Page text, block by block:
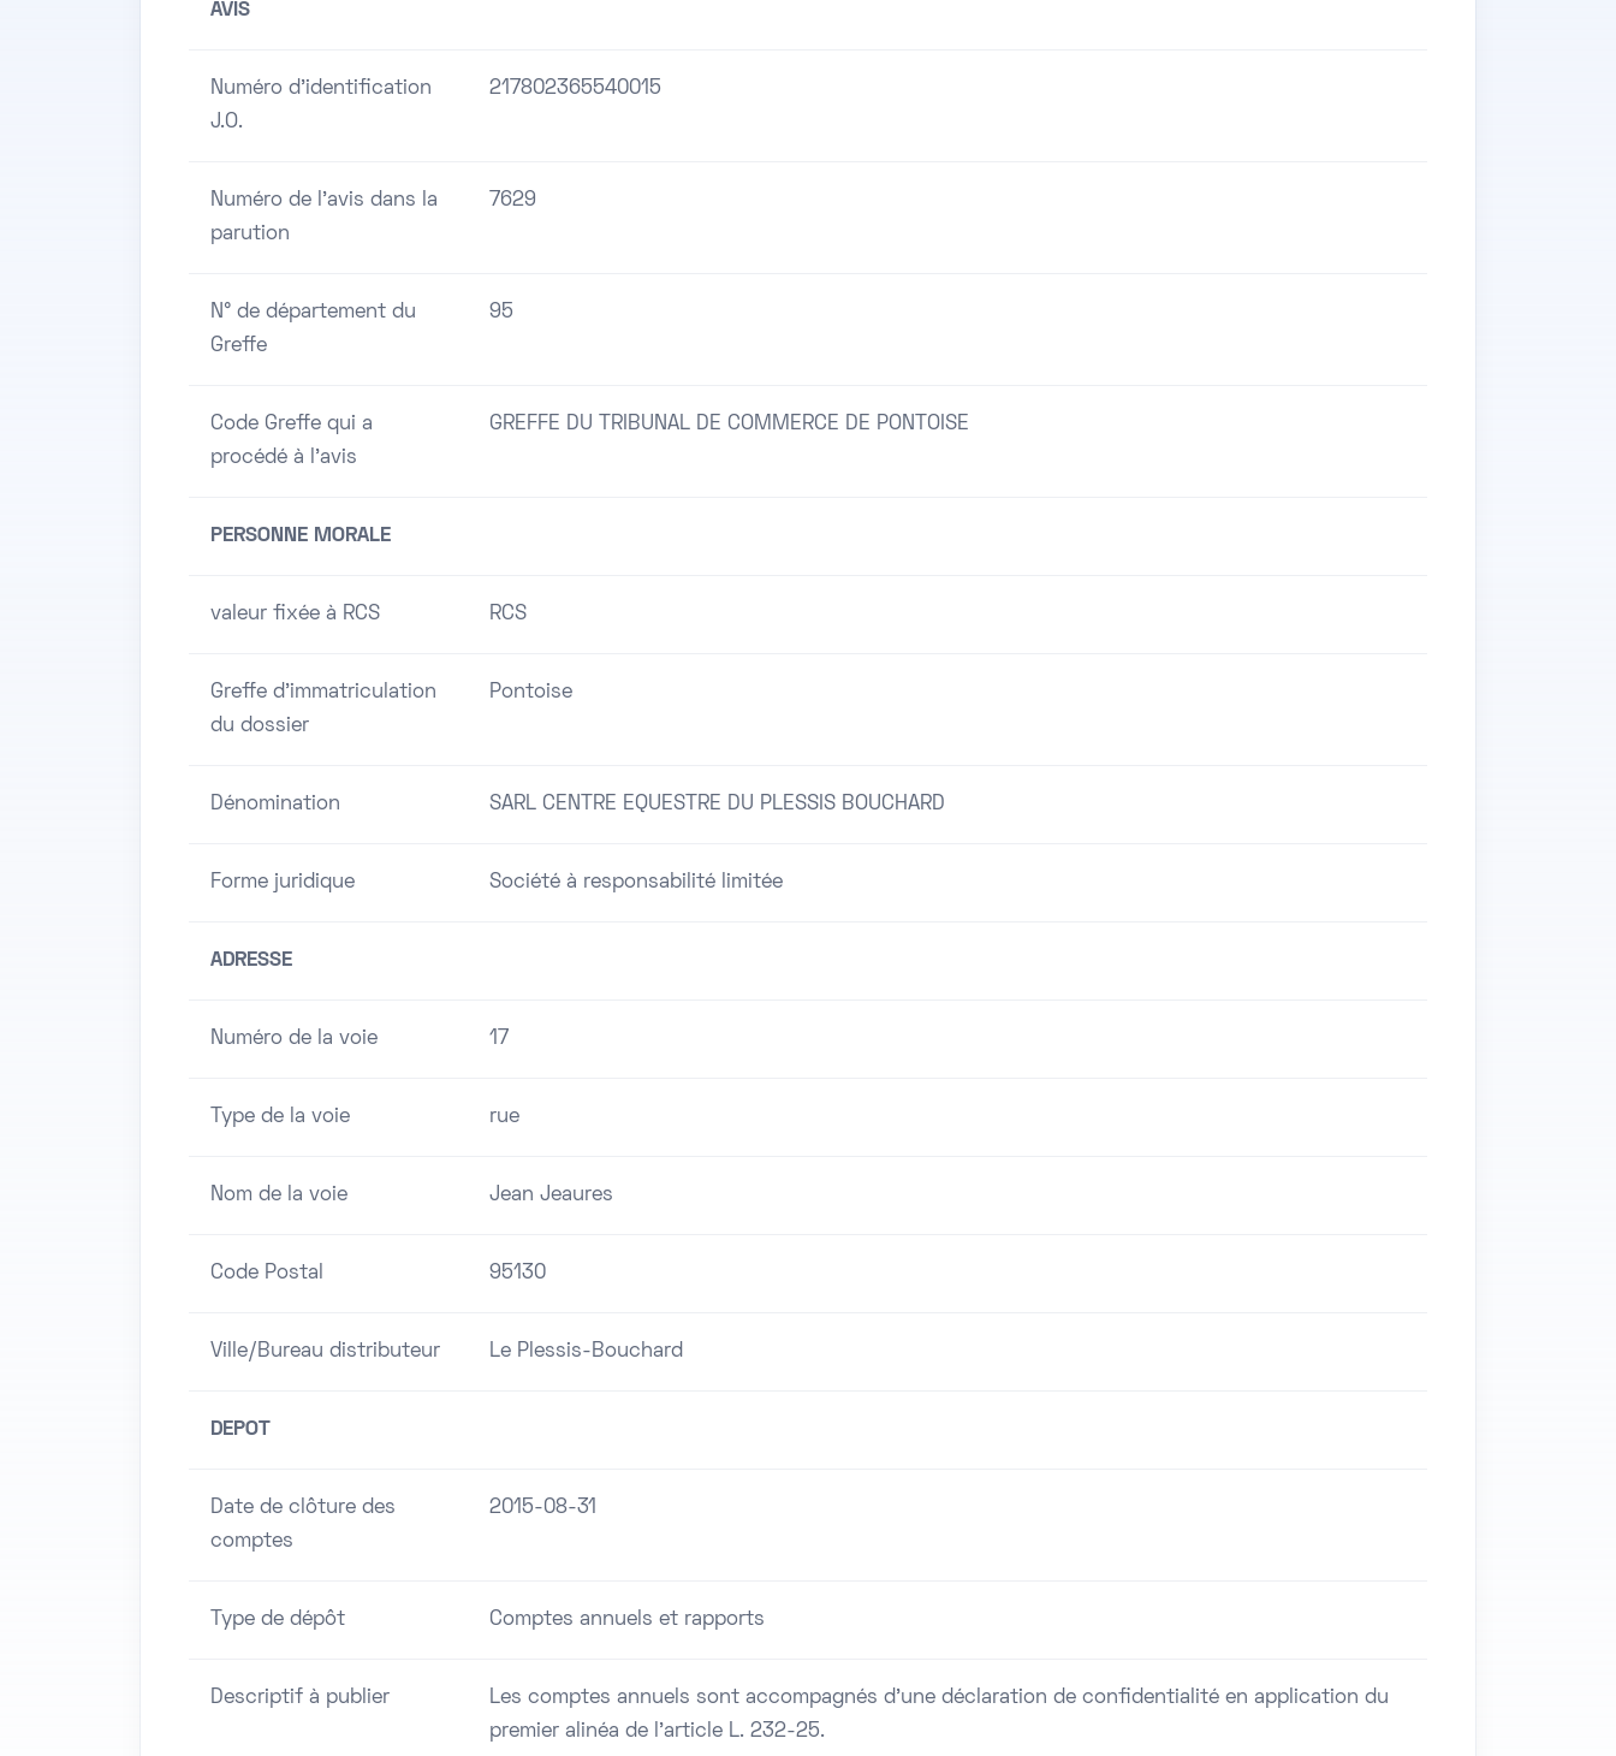
AVIS
Numéro d'identification
J.O.
217802365540015
Numéro de l'avis dans la
parution
7629
N° de département du
Greffe
95
Code Greffe qui a
procédé à l'avis
GREFFE DU TRIBUNAL DE COMMERCE DE PONTOISE
PERSONNE MORALE
valeur fixée à RCS RCS
Greffe d'immatriculation
du dossier
Pontoise
Dénomination SARL CENTRE EQUESTRE DU PLESSIS BOUCHARD
Forme juridique Société à responsabilité limitée
ADRESSE
Numéro de la voie 17
Type de la voie rue
Nom de la voie Jean Jeaures
Code Postal 95130
Ville/Bureau distributeur Le Plessis-Bouchard
DEPOT
Date de clôture des
comptes
2015-08-31
Type de dépôt Comptes annuels et rapports
Descriptif à publier
Les comptes annuels sont accompagnés d'une déclaration de confidentialité en application du
premier alinéa de l'article L. 232-25.